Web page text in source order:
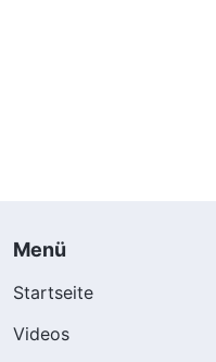
Menü
Startseite
Videos